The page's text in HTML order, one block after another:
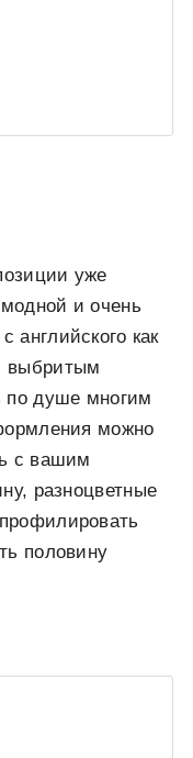
уже
и очень
английского как
выбритым
по душе многим
можно
с вашим
разноцветные
половину